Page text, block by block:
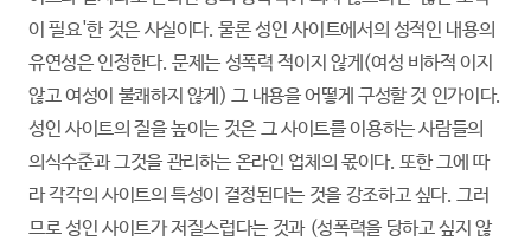
이 필요'한 것은 사실이다. 물론 성인 사이트에서의 성적인 내용의
유연성은 인정한다. 문제는 성폭력 적이지 않게(여성 비하적 이지
않고 여성이 불쾌하지 않게) 그 내용을 어떻게 구성할 것 인가이다.
성인 사이트의 질을 높이는 것은 그 사이트를 이용하는 사람들의
의식수준과 그것을 관리하는 온라인 업체의 몫이다. 또한 그에 따
라 각각의 사이트의 특성이 결정된다는 것을 강조하고 싶다. 그러
므로 성인 사이트가 저질스럽다는 것과 (성폭력을 당하고 싶지 않